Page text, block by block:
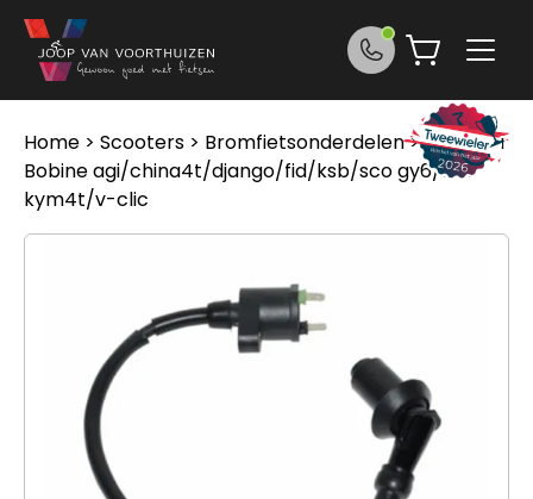
Ga naar de inhoud
Home > Scooters > Bromfietsonderdelen> Benzhou
Bobine agi/china4t/django/fid/ksb/sco gy6/sco
kym4t/v-clic